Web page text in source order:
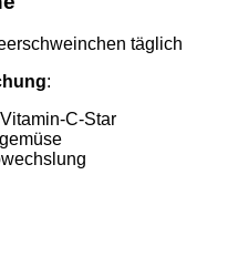
täglich
:
C-Star